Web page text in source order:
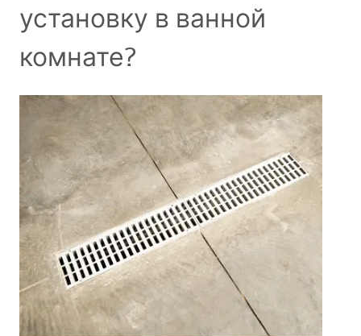
установку в ванной
комнате?